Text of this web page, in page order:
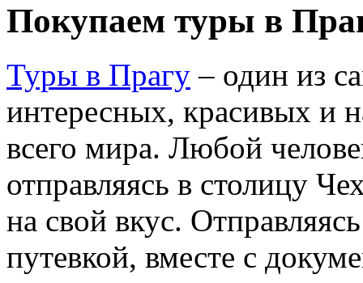
Покупаем туры в
Туры в Прагу – один из
интересных, красивых и
всего мира. Любой
отправляясь в столицу
на свой вкус.
путевкой, вместе с